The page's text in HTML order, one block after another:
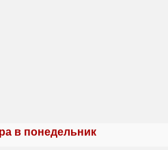
в понедельник